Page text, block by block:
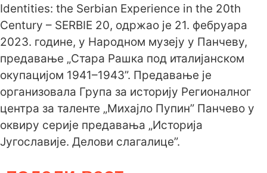
Identities: the Serbian Experience in the 20th
Century – SERBIE 20, одржао је 21. фебруара
2023. године, у Народном музеју у Панчеву,
предавање „Стара Рашка под италијанском
окупацијом 1941–1943”. Предавање је
организовала Група за историју Регионалног
центра за таленте „Михајло Пупин” Панчево у
оквиру серије предавања „Историја
Југославије. Делови слагалице”.